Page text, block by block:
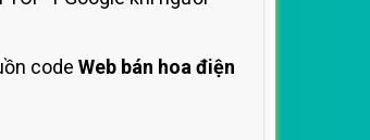
code Web bán hoa điện